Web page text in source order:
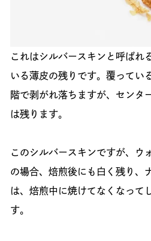
これはシルバースキンと呼ばれ
いる薄皮の残りです。覆ってい
階で剥がれ落ちますが、センタ
は残ります。
このシルバースキンですが、ウ
の場合、焙煎後にも白く残り、
は、焙煎中に焼けてなくなって
す。